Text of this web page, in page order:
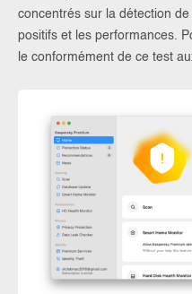
concentrés sur la détection
positifs et les performances.
le conformément de ce test